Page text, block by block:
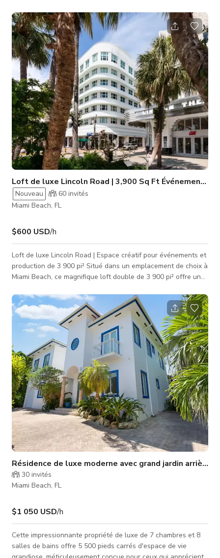
pieds carrés d'espace utilisable avec plusieurs ambiances
distinctes en un seul lieu, permettant aux équipes de
maximiser leur production en une seule réservation. L'arrivée
extérieure comprend une allée privée avec portail, une
architecture de styl
Loft de luxe Lincoln Road | 3,900 Sq Ft Événement
Nouveau 60 invités
Miami Beach, FL
$600 USD/h
Loft de luxe Lincoln Road | Espace créatif pour événements et
production de 3 900 pi² Situé dans un emplacement de choix à
Miami Beach, ce magnifique loft double de 3 900 pi² offre un
de gamme, des productions et des activations de marque.
Avec une accessibilité exceptionnelle pour les invités locaux
et internationaux, c'est un cadre idéal pour des projets
créatifs, des réunions d'entreprise et des expériences
exclusives.
Résidence de luxe moderne avec grand jardin arrière
30 invités
Miami Beach, FL
$1 050 USD/h
Cette impressionnante propriété de luxe de 7 chambres et 8
salles de bains offre 5 500 pieds carrés d'espace de vie